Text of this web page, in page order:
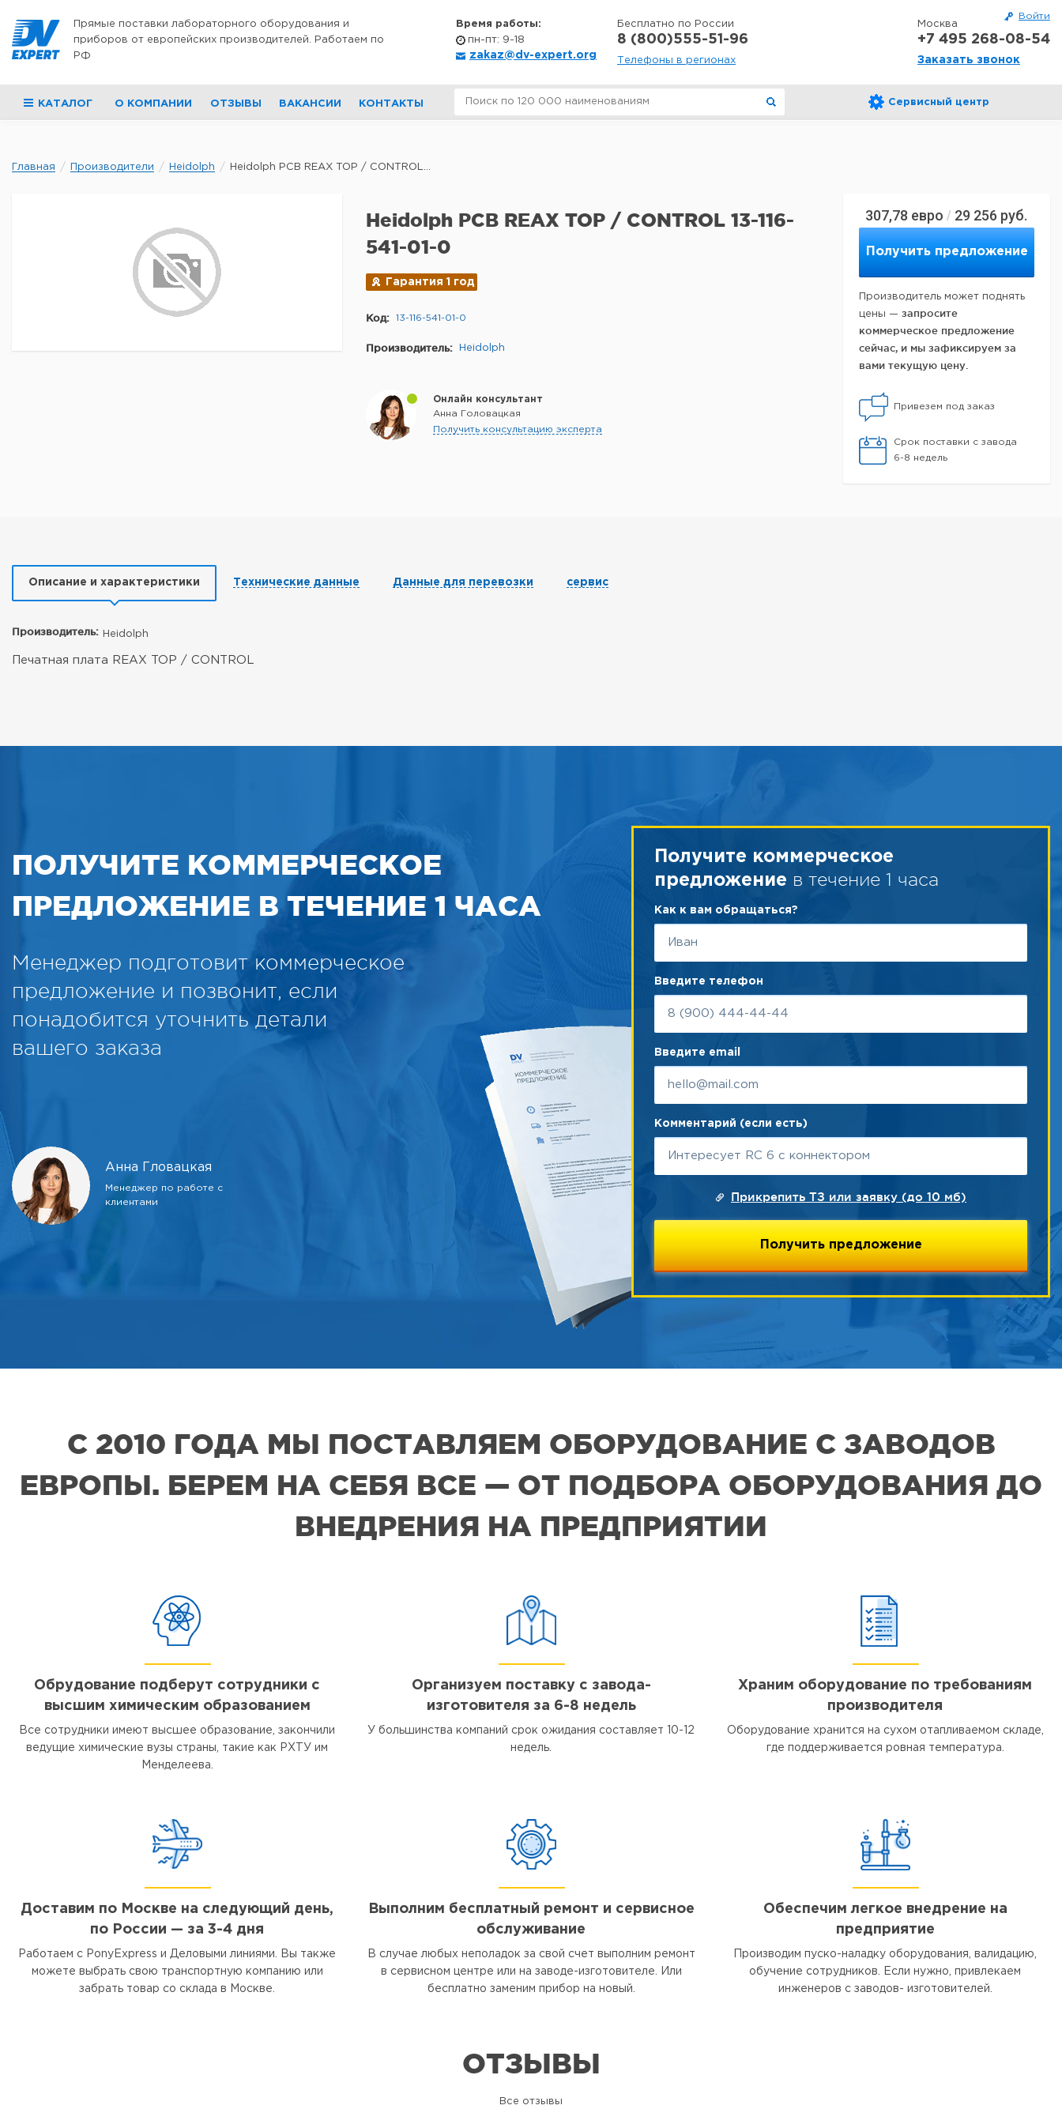
Войти
Прямые поставки лабораторного оборудования и
приборов от европейских производителей. Работаем по
РФ
Время работы:
пн-пт: 9-18
zakaz@dv-expert.org
Бесплатно по России
8 (800)555-51-96
Телефоны в регионах
Москва
+7 495 268-08-54
Заказать звонок
КАТАЛОГ О КОМПАНИИ ОТЗЫВЫ ВАКАНСИИ КОНТАКТЫ Сервисный центр
Главная Производители Heidolph Heidolph PCB REAX TOP / CONTROL...
307,78 евро / 29 256 руб.
Получить предложение
Производитель может поднять
цены — запросите
коммерческое предложение
сейчас, и мы зафиксируем за
вами текущую цену.
Привезем под заказ
Срок поставки с завода
6-8 недель
Heidolph PCB REAX TOP / CONTROL 13-116-
541-01-0
Гарантия 1 год
Код: 13-116-541-01-0
Производитель: Heidolph
Онлайн консультант
Анна Головацкая
Получить консультацию эксперта
Описание и характеристики Технические данные Данные для перевозки сервис
Производитель: Heidolph
Печатная плата REAX TOP / CONTROL
ПОЛУЧИТЕ КОММЕРЧЕСКОЕ
ПРЕДЛОЖЕНИЕ В ТЕЧЕНИЕ 1 ЧАСА
Менеджер подготовит коммерческое
предложение и позвонит, если
понадобится уточнить детали
вашего заказа
Анна Гловацкая
Менеджер по работе с
клиентами
Получите коммерческое
предложение в течение 1 часа
Как к вам обращаться?
Введите телефон
Введите email
Комментарий (если есть)
Прикрепить ТЗ или заявку (до 10 мб)
С 2010 ГОДА МЫ ПОСТАВЛЯЕМ ОБОРУДОВАНИЕ С ЗАВОДОВ
ЕВРОПЫ. БЕРЕМ НА СЕБЯ ВСЕ — ОТ ПОДБОРА ОБОРУДОВАНИЯ ДО
ВНЕДРЕНИЯ НА ПРЕДПРИЯТИИ
Обрудование подберут сотрудники с
высшим химическим образованием
Все сотрудники имеют высшее образование, закончили
ведущие химические вузы страны, такие как РХТУ им
Менделеева.
Организуем поставку с завода-
изготовителя за 6-8 недель
У большинства компаний срок ожидания составляет 10-12
недель.
Храним оборудование по требованиям
производителя
Оборудование хранится на сухом отапливаемом складе,
где поддерживается ровная температура.
Доставим по Москве на следующий день,
по России — за 3-4 дня
Работаем с PonyExpress и Деловыми линиями. Вы также
можете выбрать свою транспортную компанию или
забрать товар со склада в Москве.
Выполним бесплатный ремонт и сервисное
обслуживание
В случае любых неполадок за свой счет выполним ремонт
в сервисном центре или на заводе-изготовителе. Или
бесплатно заменим прибор на новый.
Обеспечим легкое внедрение на
предприятие
Производим пуско-наладку оборудования, валидацию,
обучение сотрудников. Если нужно, привлекаем
инженеров с заводов- изготовителей.
ОТЗЫВЫ
Все отзывы